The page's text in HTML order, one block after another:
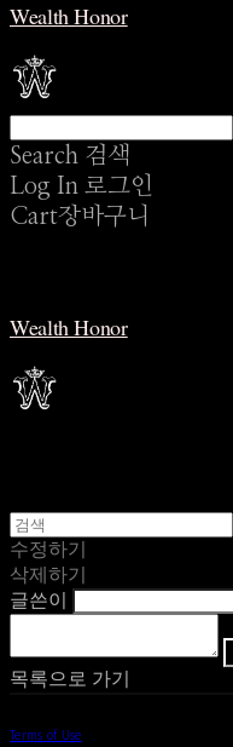
Wealth Honor
Search 검색
Log In 로그인
Cart장바구니
Wealth Honor
수정하기
삭제하기
글쓴이
목록으로 가기
Terms of Use